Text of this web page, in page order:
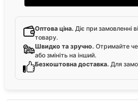
Оптова ціна. Діє при замовленні
товару.
Швидко та зручно. Отримайте
або змініть на інший.
Безкоштовна доставка. Для